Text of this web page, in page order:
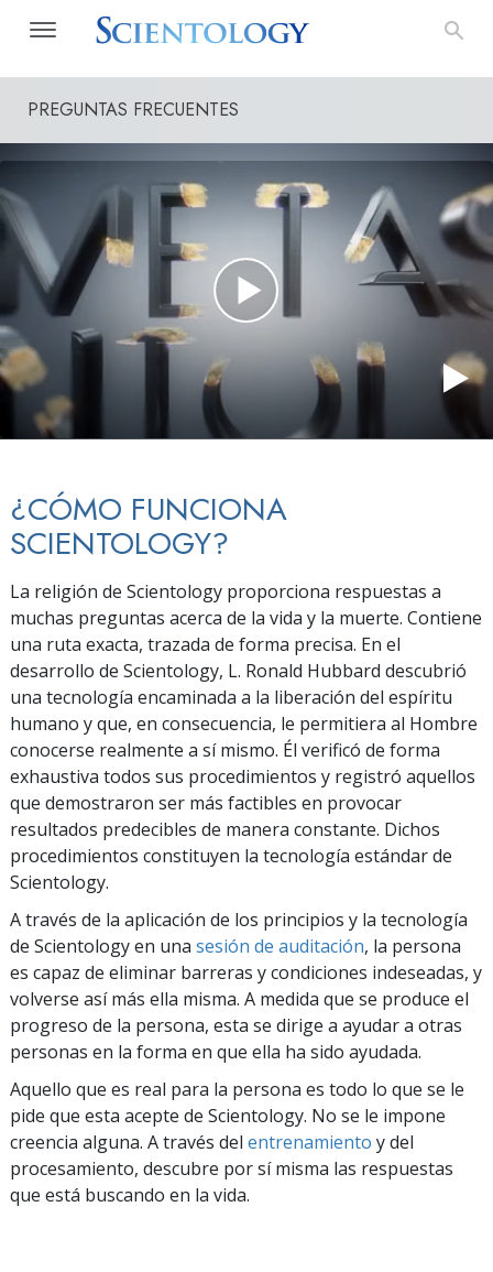
PREGUNTAS FRECUENTES
¿CÓMO FUNCIONA
SCIENTOLOGY?
La religión de Scientology proporciona respuestas a
muchas preguntas acerca de la vida y la muerte. Contiene
una ruta exacta, trazada de forma precisa. En el
desarrollo de Scientology, L. Ronald Hubbard descubrió
una tecnología encaminada a la liberación del espíritu
humano y que, en consecuencia, le permitiera al Hombre
conocerse realmente a sí mismo. Él verificó de forma
exhaustiva todos sus procedimientos y registró aquellos
que demostraron ser más factibles en provocar
resultados predecibles de manera constante. Dichos
procedimientos constituyen la tecnología estándar de
Scientology.
A través de la aplicación de los principios y la tecnología
de Scientology en una sesión de auditación, la persona
es capaz de eliminar barreras y condiciones indeseadas, y
volverse así más ella misma. A medida que se produce el
progreso de la persona, esta se dirige a ayudar a otras
personas en la forma en que ella ha sido ayudada.
Aquello que es real para la persona es todo lo que se le
pide que esta acepte de Scientology. No se le impone
creencia alguna. A través del entrenamiento y del
procesamiento, descubre por sí misma las respuestas
que está buscando en la vida.